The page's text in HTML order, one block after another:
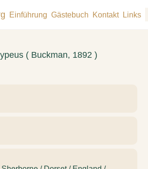
Einführung Gästebuch Kontakt Links
( Buckman, 1892 )